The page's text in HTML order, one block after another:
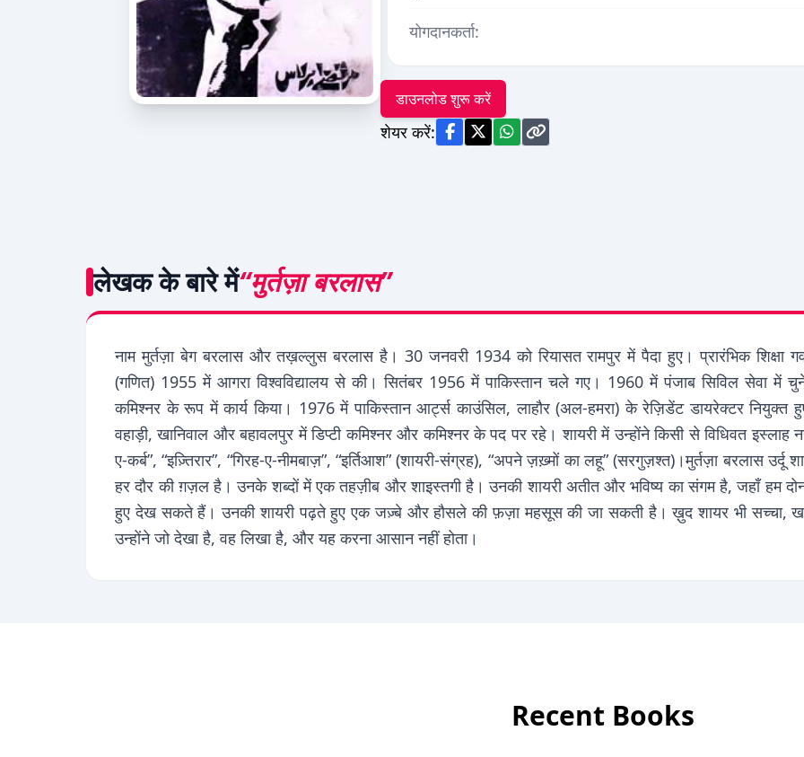
योगदानकर्ता:
डाउनलोड शुरू करें
शेयर करें:
लेखक के बारे में“मुर्तज़ा बरलास”
नाम मुर्तज़ा बेग बरलास और तख़ल्लुस बरलास है। 30 जनवरी 1934 को रियासत रामपुर में पैदा हुए। प्रारंभिक शिक्षा
(गणित) 1955 में आगरा विश्वविद्यालय से की। सितंबर 1956 में पाकिस्तान चले गए। 1960 में पंजाब सिविल सेवा में
कमिश्नर के रूप में कार्य किया। 1976 में पाकिस्तान आर्ट्स काउंसिल, लाहौर (अल-हमरा) के रेज़िडेंट डायरेक्टर
वहाड़ी, खानिवाल और बहावलपुर में डिप्टी कमिश्नर और कमिश्नर के पद पर रहे। शायरी में उन्होंने किसी से विधिवत इस्लाह
ए-कर्ब”, “इज़्तिरार”, “गिरह-ए-नीमबाज़”, “इर्तिआश” (शायरी-संग्रह), “अपने ज़ख़्मों का लहू” (सरगुज़श्त)।मुर्तज़ा बरलास
हर दौर की ग़ज़ल है। उनके शब्दों में एक तहज़ीब और शाइस्तगी है। उनकी शायरी अतीत और भविष्य का संगम है, जहाँ हम
हुए देख सकते हैं। उनकी शायरी पढ़ते हुए एक जज़्बे और हौसले की फ़ज़ा महसूस की जा सकती है। ख़ुद शायर भी सच्चा,
उन्होंने जो देखा है, वह लिखा है, और यह करना आसान नहीं होता।
Recent Books